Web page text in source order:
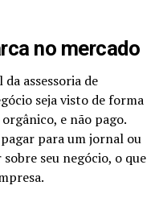
no mercado
assessoria de
seja visto de forma
e não pago.
para um jornal ou
seu negócio, o que